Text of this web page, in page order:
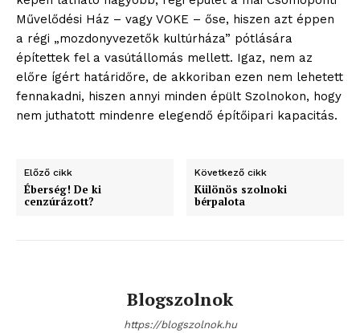
Művelődési Ház – vagy VOKE – őse, hiszen azt éppen
a régi „mozdonyvezetők kultúrháza” pótlására
építettek fel a vasútállomás mellett. Igaz, nem az
előre ígért határidőre, de akkoriban ezen nem lehetett
fennakadni, hiszen annyi minden épült Szolnokon, hogy
nem juthatott mindenre elegendő építőipari kapacitás.
Előző cikk
Éberség! De ki
cenzúrázott?
Következő cikk
Különös szolnoki
bérpalota
Blogszolnok
https://blogszolnok.hu